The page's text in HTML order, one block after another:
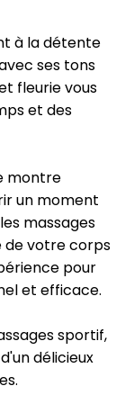
à la détente
ses tons
fleurie vous
et des
montre
un moment
massages
de votre corps
pour
et efficace.
sportif,
délicieux